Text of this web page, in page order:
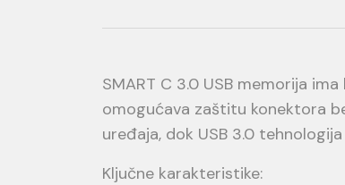
SMART C 3.0 USB memorija
omogućava zaštitu konektora
uređaja, dok USB 3.0
Ključne karakteristike: